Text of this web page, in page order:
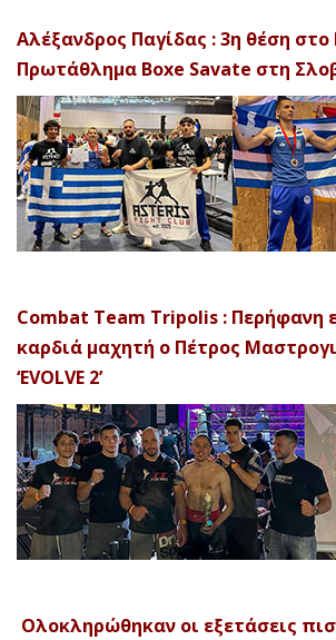
Αλέξανδρος Παγίδας : 3η θέση
Πρωτάθλημα Boxe Savate στη
Combat Team Tripolis : Περήφανη
καρδιά μαχητή ο Πέτρος
‘EVOLVE 2’
Ολοκληρώθηκαν οι εξετάσεις